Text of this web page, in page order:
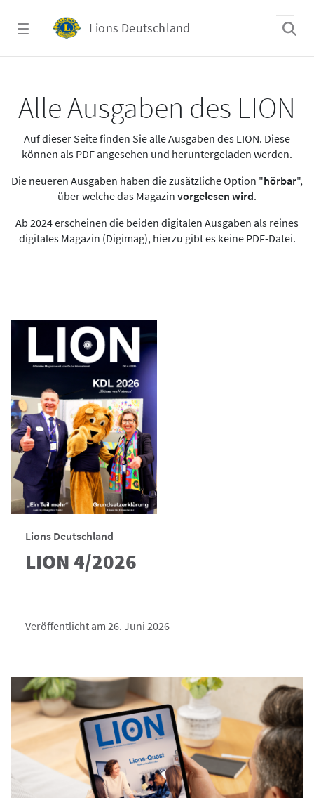
Lions Deutschland
Alle Ausgaben des LION
Auf dieser Seite finden Sie alle Ausgaben des LION. Diese
können als PDF angesehen und heruntergeladen werden.
Die neueren Ausgaben haben die zusätzliche Option "hörbar",
über welche das Magazin vorgelesen wird.
Ab 2024 erscheinen die beiden digitalen Ausgaben als reines
digitales Magazin (Digimag), hierzu gibt es keine PDF-Datei.
Lions Deutschland
LION 4/2026
Veröffentlicht am 26. Juni 2026